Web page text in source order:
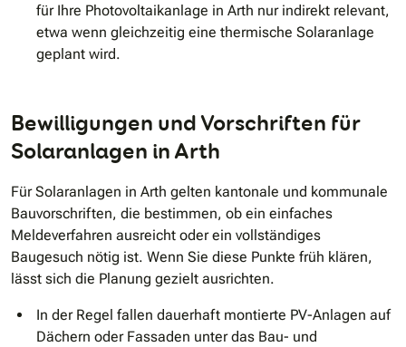
für Ihre Photovoltaikanlage in Arth nur indirekt relevant,
etwa wenn gleichzeitig eine thermische Solaranlage
geplant wird.
Bewilligungen und Vorschriften für
Solaranlagen in Arth
Für Solaranlagen in Arth gelten kantonale und kommunale
Bauvorschriften, die bestimmen, ob ein einfaches
Meldeverfahren ausreicht oder ein vollständiges
Baugesuch nötig ist. Wenn Sie diese Punkte früh klären,
lässt sich die Planung gezielt ausrichten.
In der Regel fallen dauerhaft montierte PV-Anlagen auf
Dächern oder Fassaden unter das Bau- und